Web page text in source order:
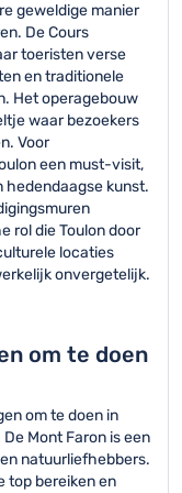
geweldige manier
De Cours
toeristen verse
en traditionele
Het operagebouw
waar bezoekers
Voor
een must-visit,
hedendaagse kunst.
rol die Toulon door
locaties
onvergetelijk.
om te doen
om te doen in
Mont Faron is een
natuurliefhebbers.
top bereiken en